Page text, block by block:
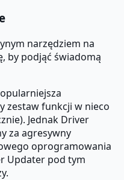
narzędziem na
by podjąć świadomą
zestaw funkcji w nieco
Jednak Driver
za agresywny
oprogramowania
Updater pod tym